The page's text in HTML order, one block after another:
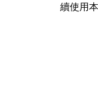
續使用